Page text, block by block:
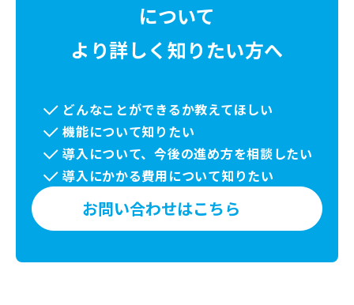
について
より詳しく知りたい方へ
どんなことができるか教えてほしい
機能について知りたい
導入について、今後の進め方を相談したい
導入にかかる費用について知りたい
お問い合わせはこちら